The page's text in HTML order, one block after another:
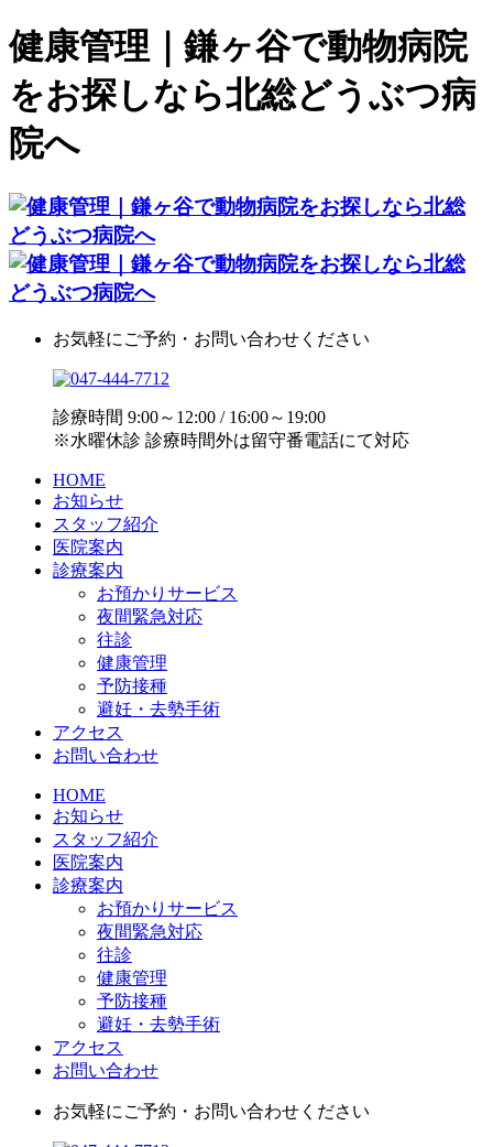
健康管理｜鎌ヶ谷で動物病院
をお探しなら北総どうぶつ病
院へ
お気軽にご予約・お問い合わせください
診療時間 9:00～12:00 / 16:00～19:00
※水曜休診 診療時間外は留守番電話にて対応
HOME
お知らせ
スタッフ紹介
医院案内
診療案内
お預かりサービス
夜間緊急対応
往診
健康管理
予防接種
避妊・去勢手術
アクセス
お問い合わせ
HOME
お知らせ
スタッフ紹介
医院案内
診療案内
お預かりサービス
夜間緊急対応
往診
健康管理
予防接種
避妊・去勢手術
アクセス
お問い合わせ
お気軽にご予約・お問い合わせください